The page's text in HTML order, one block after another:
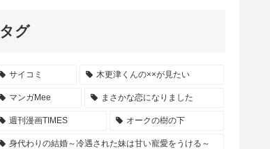
タグ
サイコミ 木更津くんの××が見たい
マンガMee まさかな恋になりました
週刊漫画TIMES オークの樹の下
身代わりの結婚～冷遇された妹は甘い寵愛をうける～